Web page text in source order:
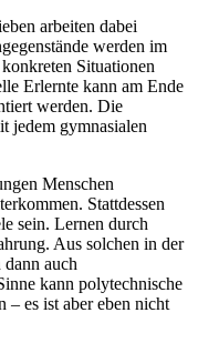
arbeiten dabei
werden im
Situationen
Erlernte kann am Ende
werden. Die
jedem gymnasialen
Menschen
Stattdessen
sein. Lernen durch
Aus solchen in der
dann auch
kann polytechnische
– es ist aber eben nicht